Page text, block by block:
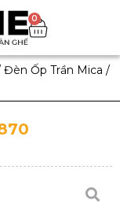
0
Đèn Ốp Trần Mica /